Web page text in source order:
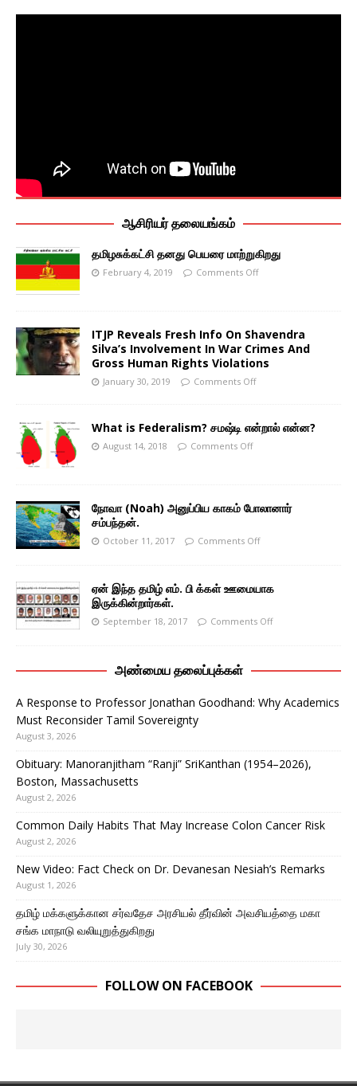
ஆசிரியர் தலையங்கம்
தமிழசுக்கட்சி தனது பெயரை மாற்றுகிறது
February 4, 2019 Comments Off
ITJP Reveals Fresh Info On Shavendra
Silva’s Involvement In War Crimes And
Gross Human Rights Violations
January 30, 2019 Comments Off
What is Federalism? சமஷ்டி என்றால் என்ன?
August 14, 2018 Comments Off
நோவா (Noah) அனுப்பிய காகம் போலானார்
சம்பந்தன்.
October 11, 2017 Comments Off
ஏன் இந்த தமிழ் எம். பி க்கள் ஊமையாக
இருக்கின்றார்கள்.
September 18, 2017 Comments Off
அண்மைய தலைப்புக்கள்
A Response to Professor Jonathan Goodhand: Why Academics
Must Reconsider Tamil Sovereignty
August 3, 2026
Obituary: Manoranjitham “Ranji” SriKanthan (1954–2026),
Boston, Massachusetts
August 2, 2026
Common Daily Habits That May Increase Colon Cancer Risk
August 2, 2026
New Video: Fact Check on Dr. Devanesan Nesiah’s Remarks
August 1, 2026
தமிழ் மக்களுக்கான சர்வதேச அரசியல் தீர்வின் அவசியத்தை மகா
சங்க மாநாடு வலியுறுத்துகிறது
July 30, 2026
FOLLOW ON FACEBOOK